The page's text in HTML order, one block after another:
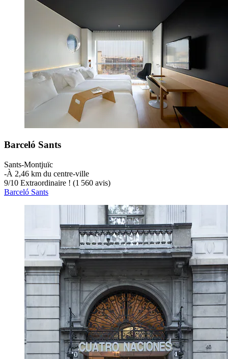
Barceló Sants
Sants-Montjuïc
‐À 2,46 km du centre-ville
9/10 Extraordinaire ! (1 560 avis)
Barceló Sants